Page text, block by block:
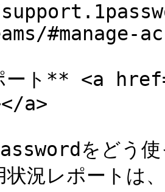
#manage-
ート** <a
a>
をどう
況レポートは